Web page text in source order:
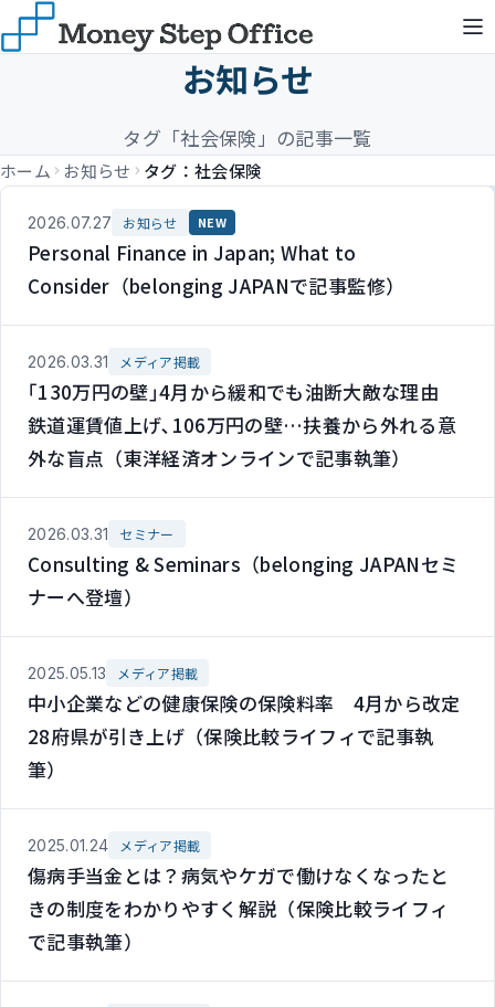
お知らせ
タグ「社会保険」の記事一覧
ホーム お知らせ タグ：社会保険
2026.07.27 お知らせ NEW
Personal Finance in Japan; What to
Consider（belonging JAPANで記事監修）
2026.03.31 メディア掲載
｢130万円の壁｣4月から緩和でも油断大敵な理由
鉄道運賃値上げ､106万円の壁…扶養から外れる意
外な盲点（東洋経済オンラインで記事執筆）
2026.03.31 セミナー
Consulting & Seminars（belonging JAPANセミ
ナーへ登壇）
2025.05.13 メディア掲載
中小企業などの健康保険の保険料率 4月から改定
28府県が引き上げ（保険比較ライフィで記事執
筆）
2025.01.24 メディア掲載
傷病手当金とは？病気やケガで働けなくなったと
きの制度をわかりやすく解説（保険比較ライフィ
で記事執筆）